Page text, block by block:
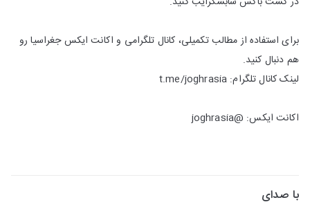
برای استفاده از مطالب تکمیلی، کانال تلگرامی و اکانت ایکس جغراسیا رو
هم دنبال کنید.
لینک کانال تلگرام: t.me/joghrasia
اکانت ایکس: @joghrasia
با صدای